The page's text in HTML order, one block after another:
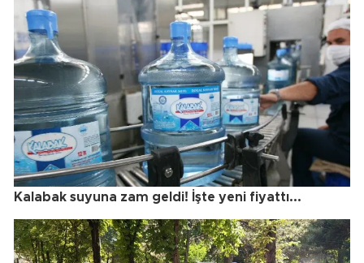
Kalabak suyuna zam geldi! İşte yeni fiyattı...